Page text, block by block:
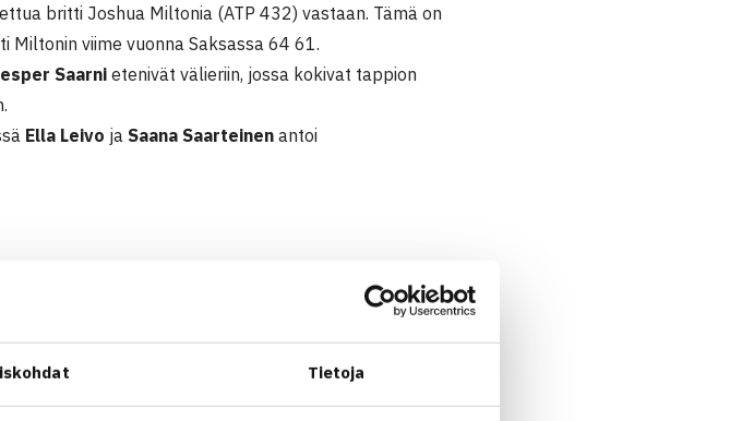
Tietoja
britti Joshua Miltonia (ATP 432) vastaan. Tämä on
Miltonin viime vuonna Saksassa 64 61.
Saarni etenivät välieriin, jossa kokivat tappion
Ella Leivo ja Saana Saarteinen antoi
61 62
Martinez Montoro Espanja/Claudio Rivera Ruotsi 62 63